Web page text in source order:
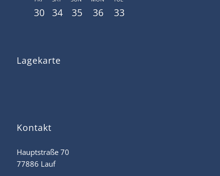
30 34 35 36 33
Lagekarte
Kontakt
Hauptstraße 70
77886 Lauf